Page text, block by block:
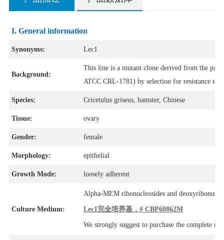
I. General information
Synonyms: Lec1
Background:
This line is a mutant clone derived from the
ATCC CRL-1781) by selection for resistance to
Species: Cricetulus griseus, hamster, Chinese
Tissue: ovary
Gender: female
Morphology: epithelial
Growth Mode: loosely adherent
Culture Medium:
Alpha-MEM ribonucleosides and
Lec1完全培养基，# CBP60862M
We strongly suggest to purchase the complete